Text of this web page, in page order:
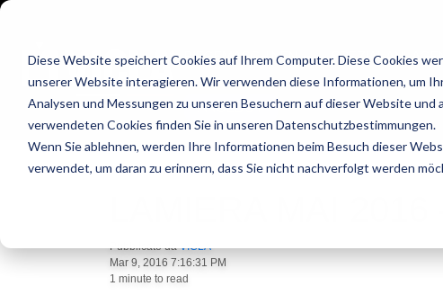
Diese Website speichert Cookies auf Ihrem Computer. Diese Cookies
unserer Website interagieren. Wir verwenden diese Informationen, um
Analysen und Messungen zu unseren Besuchern auf dieser Website
verwendeten Cookies finden Sie in unseren Datenschutzbestimmungen.
Wenn Sie ablehnen, werden Ihre Informationen beim Besuch dieser
verwendet, um daran zu erinnern, dass Sie nicht nachverfolgt werden
BIEGEMASCHINEN
ANGEBOT
LAMIERA MAI
Pubblicato daVICLA
Mar 9, 2016 7:16:31 PM
1 minute to read